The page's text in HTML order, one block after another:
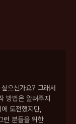
으신가요? 그래서
방법은 알려주지
도전했지만,
런 분들을 위한